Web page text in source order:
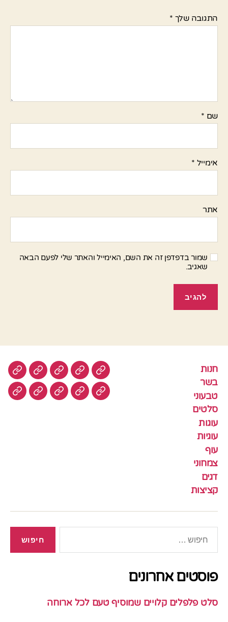
התגובה שלך *
שם *
אימייל *
אתר
שמור בדפדפן זה את השם, האימייל והאתר שלי לפעם הבאה
שאגיב.
חנות
בשר
טבעוני
סלטים
עוגות
עוגיות
עוף
צמחוני
דגים
קציצות
חנות בשר טבעוניסלטים
עוגיותעוף צמחונידגים
פוסטים אחרונים
סלט פלפלים קלויים שמוסיף טעם לכל ארוחה